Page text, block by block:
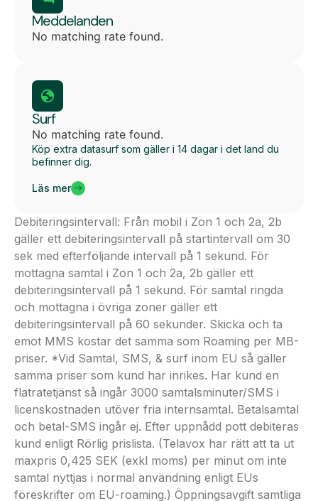
Meddelanden
No matching rate found.
Surf
No matching rate found.
Köp extra datasurf som gäller i 14 dagar i det land du
befinner dig.
Läs mer
Debiteringsintervall: Från mobil i Zon 1 och 2a, 2b
gäller ett debiteringsintervall på startintervall om 30
sek med efterföljande intervall på 1 sekund. För
mottagna samtal i Zon 1 och 2a, 2b gäller ett
debiteringsintervall på 1 sekund. För samtal ringda
och mottagna i övriga zoner gäller ett
debiteringsintervall på 60 sekunder. Skicka och ta
emot MMS kostar det samma som Roaming per MB-
priser. *Vid Samtal, SMS, & surf inom EU så gäller
samma priser som kund har inrikes. Har kund en
flatratetjänst så ingår 3000 samtalsminuter/SMS i
licenskostnaden utöver fria internsamtal. Betalsamtal
och betal-SMS ingår ej. Efter uppnådd pott debiteras
kund enligt Rörlig prislista. (Telavox har rätt att ta ut
maxpris 0,425 SEK (exkl moms) per minut om inte
samtal nyttjas i normal användning enligt EUs
föreskrifter om EU-roaming.) Öppningsavgift samtliga